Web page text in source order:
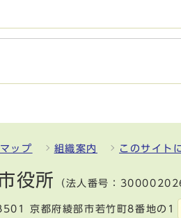
ップ 組織案内 このサイト
役所 （法人番号：
京都府綾部市若竹町8番地の1